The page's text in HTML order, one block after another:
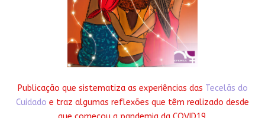
Publicação que sistematiza as experiências das Tecelãs do
Cuidado e traz algumas reflexões que têm realizado desde